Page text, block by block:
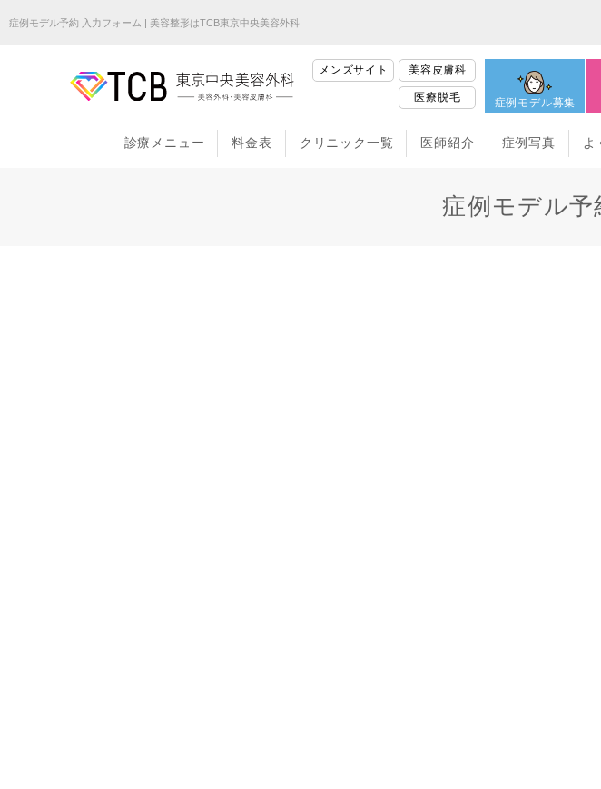
症例モデル予約 入力フォーム | 美容整形はTCB東京中央美容外科
メンズサイト 美容皮膚科
医療脱毛 症例モデル募集
診療メニュー 料金表 クリニック一覧 医師紹介 症例写真 よ
症例モデル予